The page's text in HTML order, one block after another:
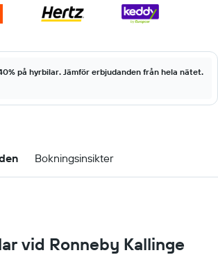
på hyrbilar. Jämför erbjudanden från hela nätet.
Bokningsinsikter
vid Ronneby Kallinge